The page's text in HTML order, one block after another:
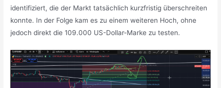
identifiziert, die der Markt tatsächlich kurzfristig überschreiten
konnte. In der Folge kam es zu einem weiteren Hoch, ohne
jedoch direkt die 109.000 US-Dollar-Marke zu testen.